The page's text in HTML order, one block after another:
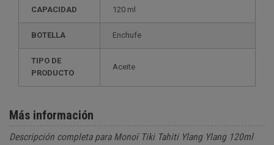
CAPACIDAD 120 ml
BOTELLA Enchufe
TIPO DE
PRODUCTO
Aceite
Más información
Descripción completa para Monoï Tiki Tahiti Ylang Ylang 120ml